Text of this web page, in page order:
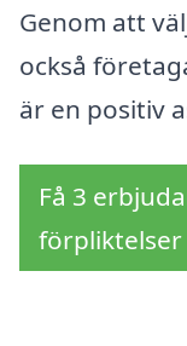
Genom att
också
är en positiv
Få 3
förpliktelser